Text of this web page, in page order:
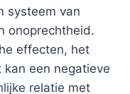
systeem van
onoprechtheid.
effecten, het
een negatieve
relatie met